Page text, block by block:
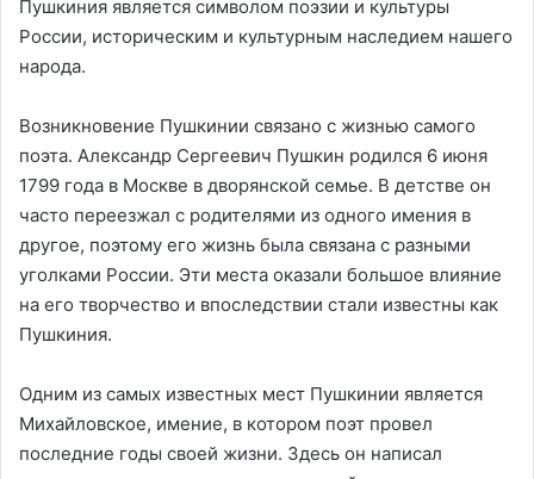
Пушкиния является символом поэзии и культуры
России, историческим и культурным наследием нашего
народа.
Возникновение Пушкинии связано с жизнью самого
поэта. Александр Сергеевич Пушкин родился 6 июня
1799 года в Москве в дворянской семье. В детстве он
часто переезжал с родителями из одного имения в
другое, поэтому его жизнь была связана с разными
уголками России. Эти места оказали большое влияние
на его творчество и впоследствии стали известны как
Пушкиния.
Одним из самых известных мест Пушкинии является
Михайловское, имение, в котором поэт провел
последние годы своей жизни. Здесь он написал